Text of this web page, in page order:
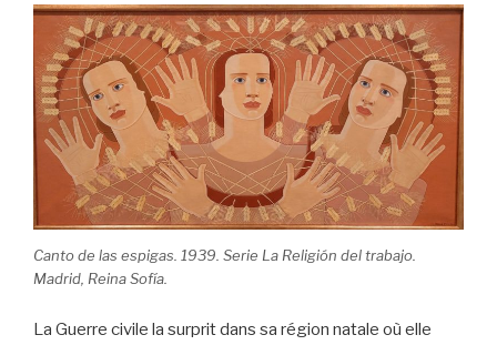
Canto de las espigas. 1939. Serie La Religión del trabajo.
Madrid, Reina Sofía.
La Guerre civile la surprit dans sa région natale où elle